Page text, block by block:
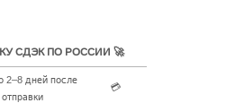
СДЭК ПО РОССИИ 🚀
2–8 дней после
отправки
💳